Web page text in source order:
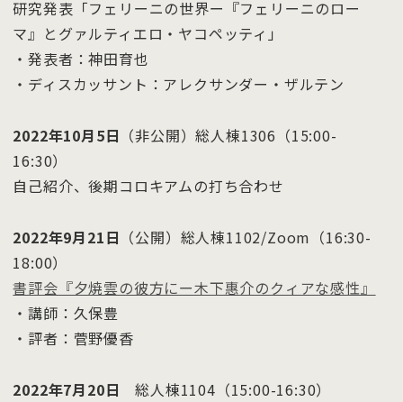
研究発表「フェリーニの世界ー『フェリーニのロー
マ』とグァルティエロ・ヤコペッティ」
・発表者：神田育也
・ディスカッサント：アレクサンダー・ザルテン
2022年10月5日 （非公開）総人棟1306（15:00-
16:30）
自己紹介、後期コロキアムの打ち合わせ
2022年9月21日 （公開）総人棟1102/Zoom（16:30-
18:00）
書評会『夕焼雲の彼方にー木下惠介のクィアな感性』
・講師：久保豊
・評者：菅野優香
2022年7月20日 総人棟1104（15:00-16:30）